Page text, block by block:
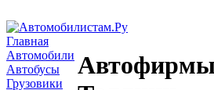
Главная
Автомобили
Автобусы
Грузовики